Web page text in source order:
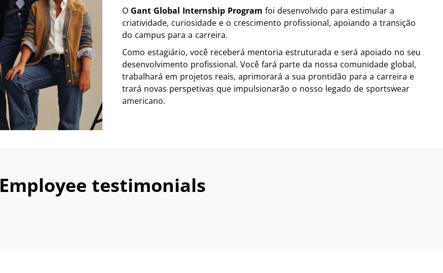
O Gant Global Internship Program foi desenvolvido para estimular a
criatividade, curiosidade e o crescimento profissional, apoiando a transição
do campus para a carreira.
Como estagiário, você receberá mentoria estruturada e será apoiado no seu
desenvolvimento profissional. Você fará parte da nossa comunidade global,
trabalhará em projetos reais, aprimorará a sua prontidão para a carreira e
trará novas perspetivas que impulsionarão o nosso legado de sportswear
americano.
Employee testimonials